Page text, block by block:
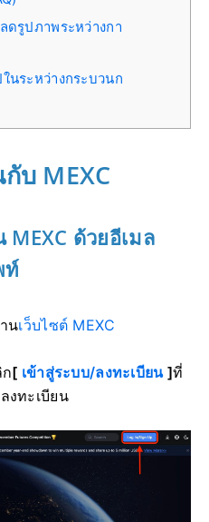
ดรูปภาพระหว่างกา
นระหว่างกระบวนก
บ MEXC
ด้วยอีเมล
ท์
นเว็บไซต์ MEXC
[ เข้าสู่ระบบ/ลงทะเบียน]ที่
งทะเบียน